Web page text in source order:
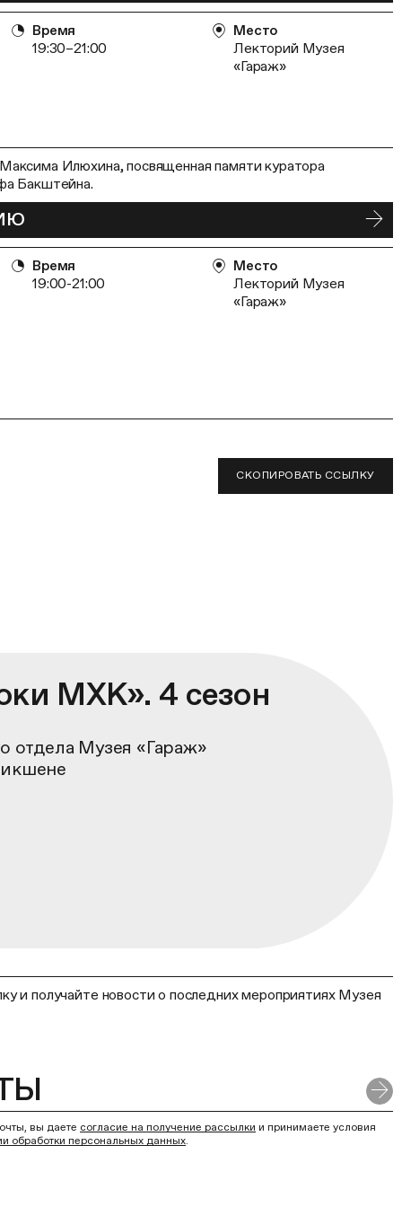
Время
19:30–21:00
Место
Лекторий Музея
«Гараж»
Илюхина, посвященная памяти куратора
Бакштейна.
Время
19:00-21:00
Место
Лекторий Музея
«Гараж»
СКОПИРОВАТЬ ССЫЛКУ
МХК». 4 сезон
отдела Музея «Гараж»
и получайте новости о последних мероприятиях Музея
вы даете согласие на получение рассылки и принимаете условия
обработки персональных данных